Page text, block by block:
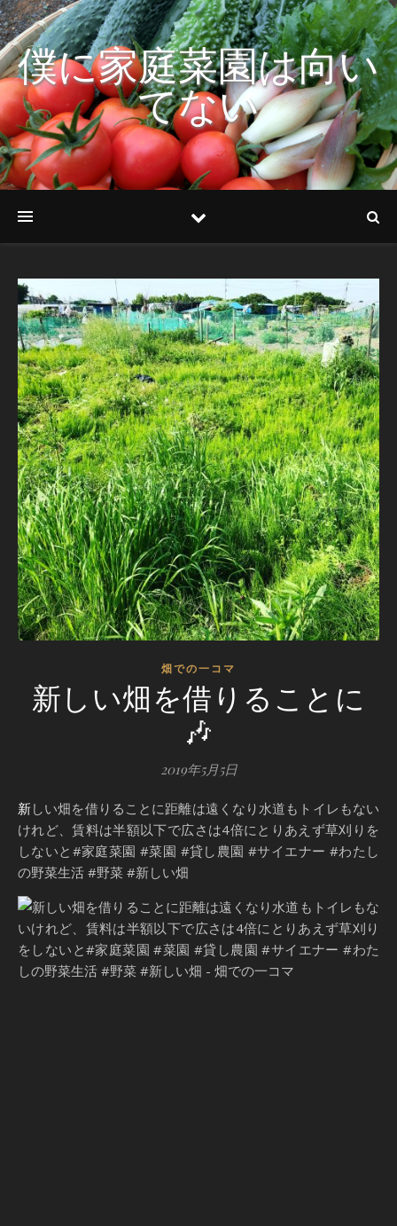
僕に家庭菜園は向い
てない
畑での一コマ
新しい畑を借りることに
🎶
2019年5月5日
新しい畑を借りることに距離は遠くなり水道もトイレもない
けれど、賃料は半額以下で広さは4倍にとりあえず草刈りを
しないと#家庭菜園 #菜園 #貸し農園 #サイエナー #わたし
の野菜生活 #野菜 #新しい畑